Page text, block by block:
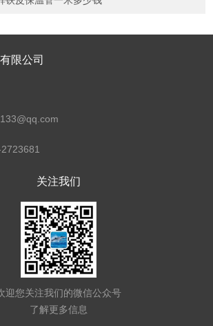
限公司
关注我们
迎您关注我们的微信公众号
了解更多信息